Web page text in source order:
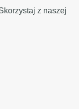
z naszej